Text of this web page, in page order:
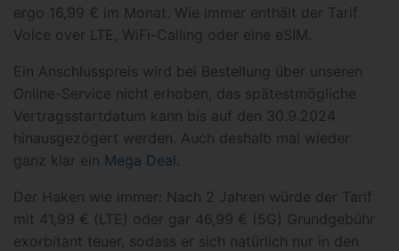
ergo 16,99 € im Monat. Wie immer enthält der Tarif
Voice over LTE, WiFi-Calling oder eine eSIM.
Ein Anschlusspreis wird bei Bestellung über unseren
Online-Service nicht erhoben, das spätestmögliche
Vertragsstartdatum kann bis auf den 30.9.2024
hinausgezögert werden. Auch deshalb mal wieder
ganz klar ein Mega Deal.
Der Haken wie immer: Nach 2 Jahren würde der Tarif
mit 41,99 € (LTE) oder gar 46,99 € (5G) Grundgebühr
exorbitant teuer, sodass er sich natürlich nur in den